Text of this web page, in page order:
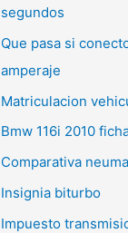
segundos
Que pasa si
amperaje
Matriculacion
Bmw 116i 2010
Comparativa
Insignia biturbo
Impuesto